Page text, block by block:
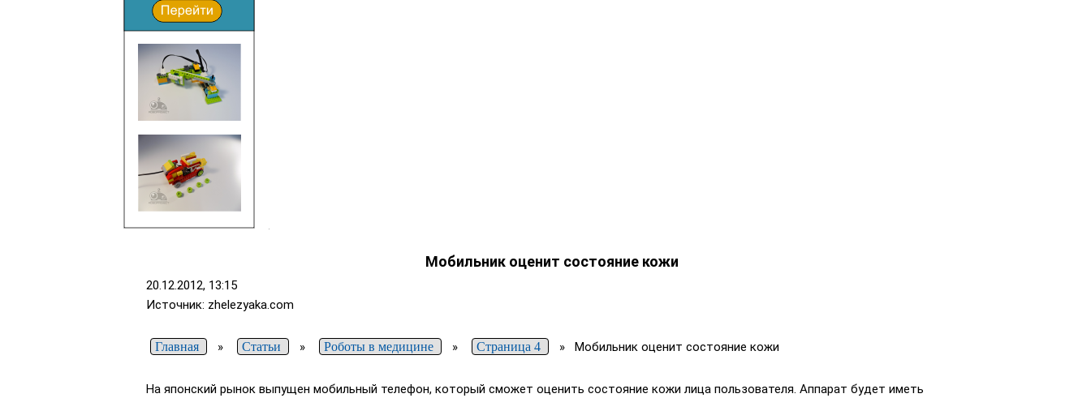
Мобильник оценит состояние кожи
20.12.2012, 13:15
Источник: zhelezyaka.com
Главная » Статьи » Роботы в медицине » Страница 4 » Мобильник оценит состояние кожи
На японский рынок выпущен мобильный телефон, который сможет оценить состояние кожи лица пользователя. Аппарат будет иметь